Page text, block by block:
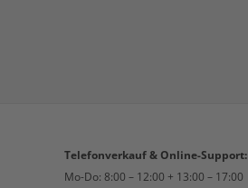
Telefonverkauf & Online-Support:
Mo-Do: 8:00 – 12:00 + 13:00 – 17:00